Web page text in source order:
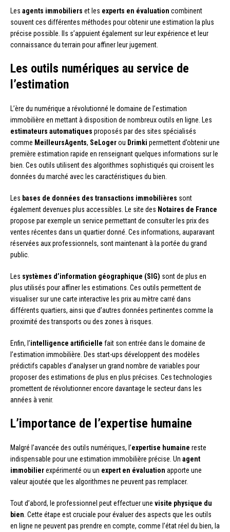
Les agents immobiliers et les experts en évaluation combinent
souvent ces différentes méthodes pour obtenir une estimation la plus
précise possible. Ils s’appuient également sur leur expérience et leur
connaissance du terrain pour affiner leur jugement.
Les outils numériques au service de
l’estimation
L’ère du numérique a révolutionné le domaine de l’estimation
immobilière en mettant à disposition de nombreux outils en ligne. Les
estimateurs automatiques proposés par des sites spécialisés
comme MeilleursAgents, SeLogerou Drimki permettent d’obtenir une
première estimation rapide en renseignant quelques informations sur le
bien. Ces outils utilisent des algorithmes sophistiqués qui croisent les
données du marché avec les caractéristiques du bien.
Les bases de données des transactions immobilières sont
également devenues plus accessibles. Le site des Notaires de France
propose par exemple un service permettant de consulter les prix des
ventes récentes dans un quartier donné. Ces informations, auparavant
réservées aux professionnels, sont maintenant à la portée du grand
public.
Les systèmes d’information géographique (SIG) sont de plus en
plus utilisés pour affiner les estimations. Ces outils permettent de
visualiser sur une carte interactive les prix au mètre carré dans
différents quartiers, ainsi que d’autres données pertinentes comme la
proximité des transports ou des zones à risques.
Enfin, l’intelligence artificielle fait son entrée dans le domaine de
l’estimation immobilière. Des start-ups développent des modèles
prédictifs capables d’analyser un grand nombre de variables pour
proposer des estimations de plus en plus précises. Ces technologies
promettent de révolutionner encore davantage le secteur dans les
années à venir.
L’importance de l’expertise humaine
Malgré l’avancée des outils numériques, l’expertise humaine reste
indispensable pour une estimation immobilière précise. Un agent
immobilierexpérimenté ou un expert en évaluation apporte une
valeur ajoutée que les algorithmes ne peuvent pas remplacer.
Tout d’abord, le professionnel peut effectuer une visite physique du
bien . Cette étape est cruciale pour évaluer des aspects que les outils
en ligne ne peuvent pas prendre en compte, comme l’état réel du bien, la